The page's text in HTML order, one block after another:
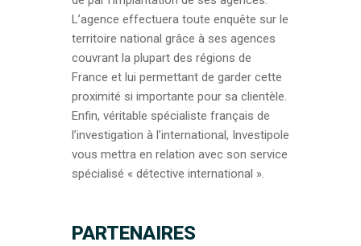
L’agence effectuera toute enquête sur le
territoire national grâce à ses agences
couvrant la plupart des régions de
France et lui permettant de garder cette
proximité si importante pour sa clientèle.
Enfin, véritable spécialiste français de
l’investigation à l’international, Investipole
vous mettra en relation avec son service
spécialisé « détective international ».
PARTENAIRES